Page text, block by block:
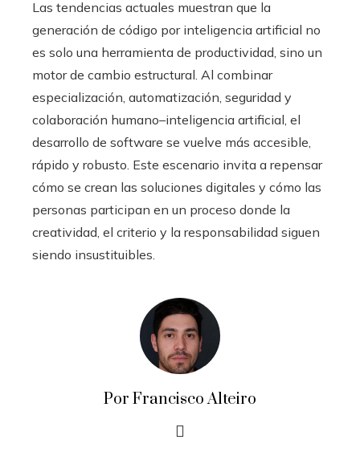
Las tendencias actuales muestran que la
generación de código por inteligencia artificial no
es solo una herramienta de productividad, sino un
motor de cambio estructural. Al combinar
especialización, automatización, seguridad y
colaboración humano–inteligencia artificial, el
desarrollo de software se vuelve más accesible,
rápido y robusto. Este escenario invita a repensar
cómo se crean las soluciones digitales y cómo las
personas participan en un proceso donde la
creatividad, el criterio y la responsabilidad siguen
siendo insustituibles.
Por Francisco Alteiro